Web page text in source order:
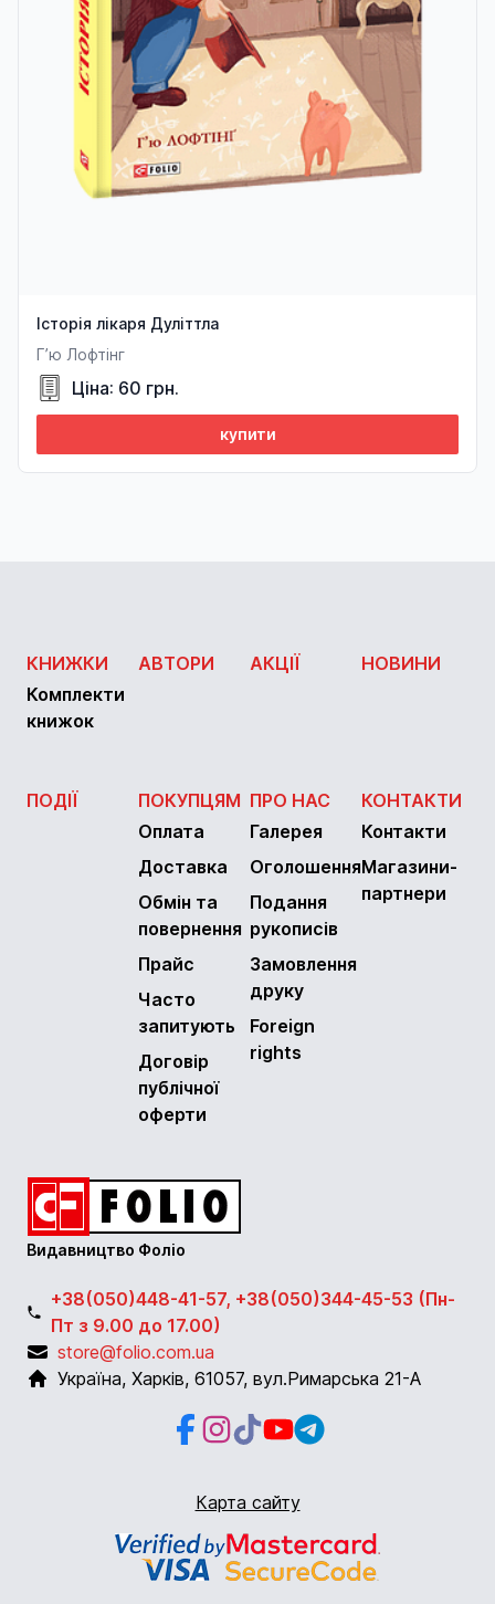
Історія лікаря Дуліттла
Г’ю Лофтінг
Ціна: 60 грн.
купити
КНИЖКИ
Комплекти
книжок
АВТОРИ АКЦІЇ НОВИНИ
ПОДІЇ
ПОКУПЦЯМ
Оплата
Доставка
Обмін та
повернення
Прайс
Часто
запитують
Договір
публічної
оферти
ПРО НАС
Галерея
Оголошення
Подання
рукописів
Замовлення
друку
Foreign
rights
КОНТАКТИ
Контакти
Магазини-
партнери
Видавництво Фоліо
+38(050)448-41-57, +38(050)344-45-53 (Пн-
Пт з 9.00 до 17.00)
store@folio.com.ua
Україна, Харків, 61057, вул.Римарська 21-А
Facebook
Instagram
Instagram
YoutubeTelegram
Карта сайту